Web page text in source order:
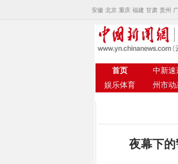
安徽 北京 重庆 福建 甘肃 贵州
首页 中新速
娱乐体育
州市动
夜幕下